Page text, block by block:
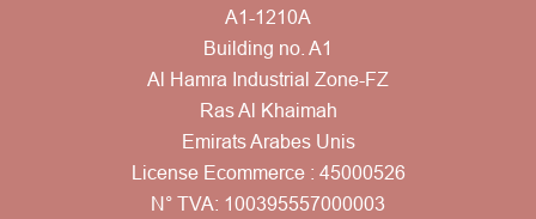
A1-1210A
Building no. A1
Al Hamra Industrial Zone-FZ
Ras Al Khaimah
Emirats Arabes Unis
License Ecommerce : 45000526
N° TVA: 100395557000003